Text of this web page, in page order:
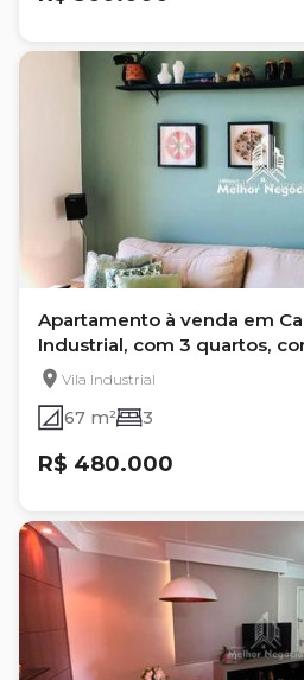
Apartamento à venda em
Industrial, com 3 quartos,
Vila Industrial
67 m² 3
R$ 480.000